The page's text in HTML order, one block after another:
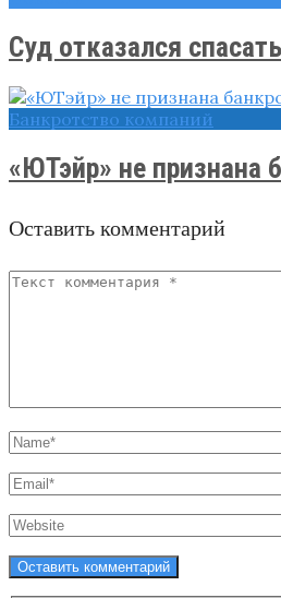
Суд отказался
Банкротство компаний
«ЮТэйр» не признана
Оставить комментарий